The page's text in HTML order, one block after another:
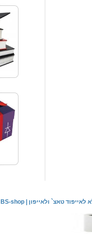
אודותינו BS-shop טאצ` ולאייפון